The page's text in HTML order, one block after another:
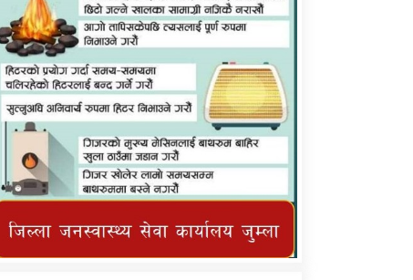
कर्णाली प्राविधि शिक्षालय जुम्लाको सुचना
तातोपानी गाउँपालिका जुम्लाको महिनावारी